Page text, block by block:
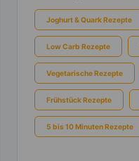
Joghurt & Quark Rezepte
Low Carb Rezepte
Vegetarische Rezepte
Frühstück Rezepte
5 bis 10 Minuten Rezepte